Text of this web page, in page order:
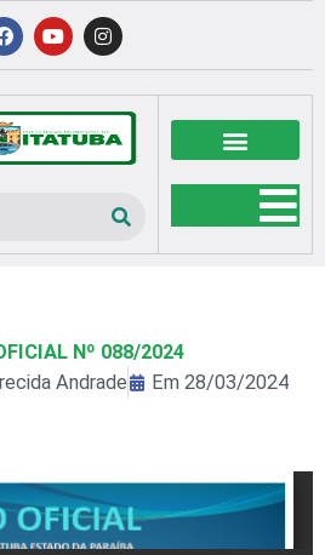
F
a
c
b
o
o
k
Y
o
u
u
b
e
I
n
s
a
g
r
a
Nº 088/2024
Andrade Em 28/03/2024